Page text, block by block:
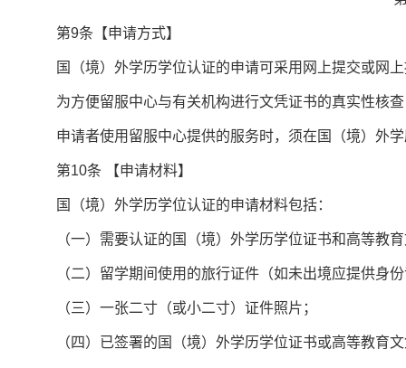
第9条【申请方式】
国（境）外学历学位认证的申请可采用网上提交或网上
为方便留服中心与有关机构进行文凭证书的真实性核查
申请者使用留服中心提供的服务时，须在国（境）外学
第10条 【申请材料】
国（境）外学历学位认证的申请材料包括：
（一）需要认证的国（境）外学历学位证书和高等教育
（二）留学期间使用的旅行证件（如未出境应提供身份
（三）一张二寸（或小二寸）证件照片；
（四）已签署的国（境）外学历学位证书或高等教育文